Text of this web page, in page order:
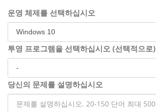
운영 체제를 선택하십시오
투영 프로그램을 선택하십시오 (선택적으로)
당신의 문제를 설명하십시오